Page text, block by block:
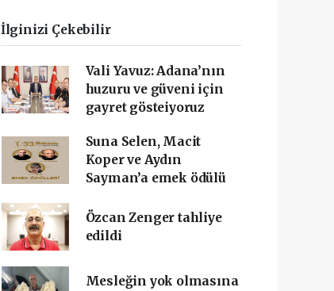
İlginizi Çekebilir
Vali Yavuz: Adana’nın
huzuru ve güveni için
gayret gösteiyoruz
Suna Selen, Macit
Koper ve Aydın
Sayman’a emek ödülü
Özcan Zenger tahliye
edildi
Mesleğin yok olmasına